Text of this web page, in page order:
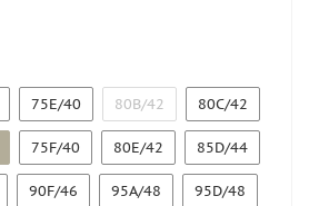
75E/40 80B/42 80C/42
75F/40 80E/42 85D/44
90F/46 95A/48 95D/48